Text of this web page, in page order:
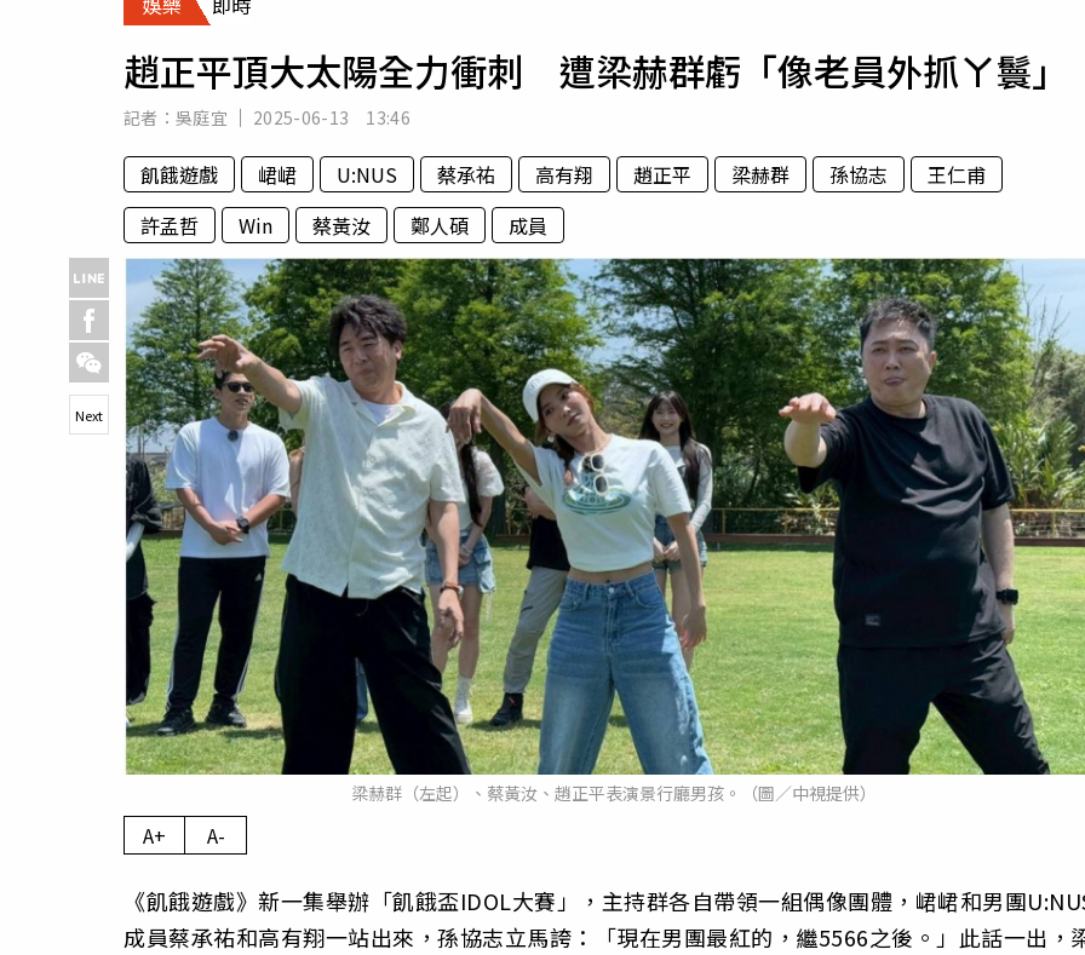
專欄
房產新勢力
運勢
梅酒
趙正平頂大太陽全力衝刺 遭梁赫群虧「像老員外抓ㄚ鬟」
記者： 吳庭宜 2025-06-13 13:46
飢餓遊戲 峮峮 U:NUS 蔡承祐 高有翔 趙正平 梁赫群 孫協志
王仁甫
許孟哲
Win 蔡黃汝 鄭人碩 成員
梁赫群（左起）、蔡黃汝、趙正平表演景行廳男孩。（圖／中視提供）
Next
A+ A-
《飢餓遊戲》新一集舉辦「飢餓盃IDOL大賽」，主持群各自帶領一組偶像團體，峮峮和男團
成員蔡承祐和高有翔一站出來，孫協志立馬誇：「現在男團最紅的，繼5566之後。」此話一出，